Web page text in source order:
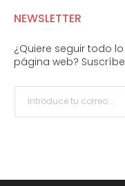
NEWSLETTER
¿Quiere seguir todo
página web?